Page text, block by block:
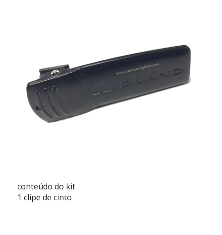
conteúdo do kit
1 clipe de cinto